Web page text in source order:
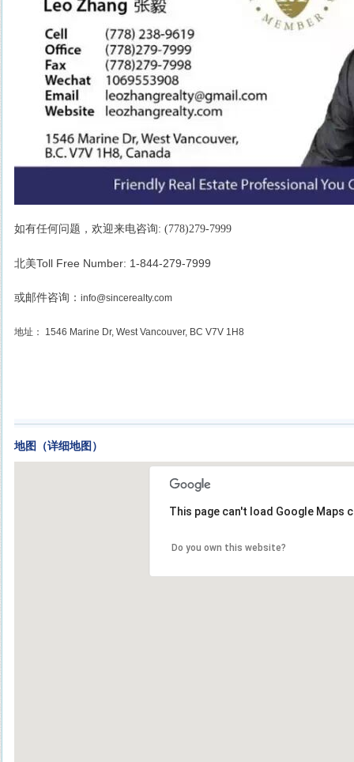
如有任何问题，欢迎来电咨询: (778)279-7999
北美Toll Free Number: 1-844-279-7999
或邮件咨询： info@sincerealty.com
地址： 1546 Marine Dr, West Vancouver, BC V7V 1H8
地图（详细地图）
This page can't load Google Maps
Do you own this website?